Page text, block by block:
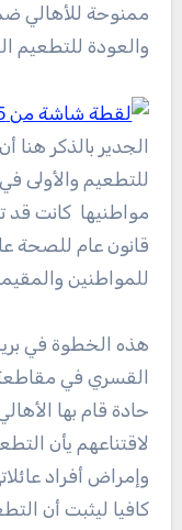
ممنوحة للأهالي
والعودة للتطعيم
الجدير بالذكر هنا
للتطعيم والأولى
مواطنيها كانت قد
للمواطنين
هذه الخطوة في
حادة قام بها
لاقتناعهم يأن
كافيا ليثبت أن